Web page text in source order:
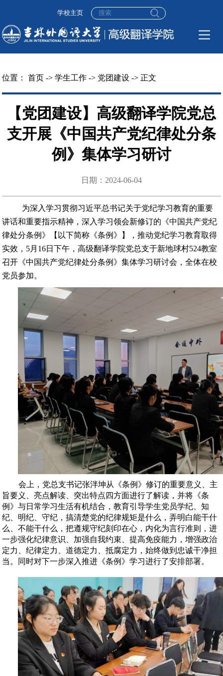
学校主页
位置：首页 ->学生工作 -> 党团建设 -> 正文
【党团建设】高级翻译学院党总
支开展《中国共产党纪律处分条
例》集体学习研讨
日期：2024-06-04
为深入学习贯彻习近平总书记关于党纪学习教育的重要
讲话和重要指示精神，深入学习领会新修订的《中国共产党纪
律处分条例》【以下简称《条例》】，推动党纪学习教育取得
实效，5月16日下午，高级翻译学院党总支于新地球村524教室
召开《中国共产党纪律处分条例》集体学习研讨会，全体在校
党员参加。
会上，党总支书记张泮坤从《条例》修订的重要意义、主
旨要义、亮点解读、突出特点四方面进行了解读，并将《条
例》与日常学习生活有机结合，教育引导学生党员学纪、知
纪、明纪、守纪，搞清楚党的纪律规矩是什么，弄明白能干什
么、不能干什么，把遵规守纪刻印在心，内化为言行准则，进
一步强化纪律意识、加强自我约束、提高免疫能力，增强政治
定力、纪律定力、道德定力、抵腐定力，始终做到忠诚干净担
当。同时对下一步深入推进《条例》学习进行了安排部署。